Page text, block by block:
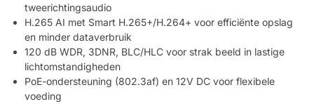
tweerichtingsaudio
H.265 AI met Smart H.265+/H.264+ voor efficiënte opslag
en minder dataverbruik
120 dB WDR, 3DNR, BLC/HLC voor strak beeld in lastige
lichtomstandigheden
PoE-ondersteuning (802.3af) en 12V DC voor flexibele
voeding